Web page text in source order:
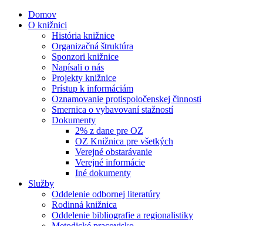
Domov
O knižnici
História knižnice
Organizačná štruktúra
Sponzori knižnice
Napísali o nás
Projekty knižnice
Prístup k informáciám
Oznamovanie protispoločenskej činnosti
Smernica o vybavovaní stažností
Dokumenty
2% z dane pre OZ
OZ Knižnica pre všetkých
Verejné obstarávanie
Verejné informácie
Iné dokumenty
Služby
Oddelenie odbornej literatúry
Rodinná knižnica
Oddelenie bibliografie a regionalistiky